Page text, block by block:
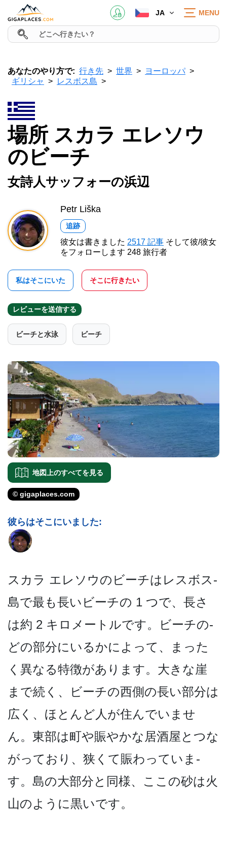
JA MENU
あなたのやり方で: 行き先 世界
ヨーロッパ
ギリシャ
レスボス島
場所 スカラ エレソウ
のビーチ
女詩人サッフォーの浜辺
Petr Liška
追跡
彼女は書きました 2517 記事 そして彼/彼女
をフォローします 248 旅行者
私はそこにいた そこに行きたい
レビューを送信する
ビーチと水泳 ビーチ
地図上のすべてを見る
© gigaplaces.com
彼らはそこにいました:
スカラ エレソウのビーチはレスボス­
島で最も長いビーチの 1 つで、長さ
は約 2 キロメートルです。ビーチの­
どの部分にいるかによって、まった
く異なる特徴があ­ります。大きな崖
まで続く、ビーチの西側の長い部分­は
広く、ほとんど人が住んでいませ
ん。東部は町や賑­やかな居酒屋とつな
がっており、狭くて賑わっていま­
す。島の大部分と同様、ここの砂は火
山のように黒い­です。